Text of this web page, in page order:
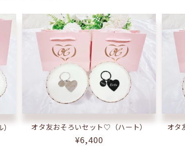
オタ友おそろいセット♡（ハート）
通
¥6,400
オタ